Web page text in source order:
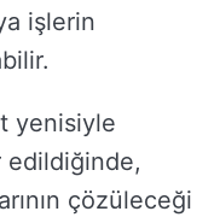
işlerin
yenisiyle
edildiğinde,
çözüleceği